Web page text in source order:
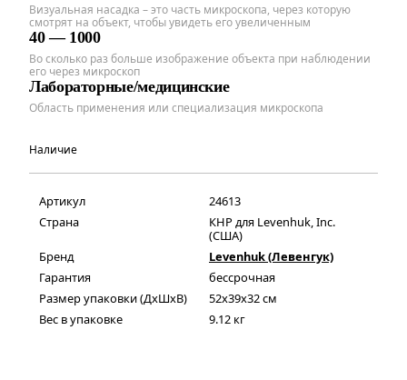
Визуальная насадка – это часть микроскопа, через которую
смотрят на объект, чтобы увидеть его увеличенным
40 — 1000
Во сколько раз больше изображение объекта при наблюдении
его через микроскоп
Лабораторные/медицинские
Область применения или специализация микроскопа
Наличие
Артикул
24613
Страна
КНР для Levenhuk, Inc.
(США)
Бренд
Levenhuk (Левенгук)
Гарантия
бессрочная
Размер упаковки (ДxШxВ)
52x39x32 см
Вес в упаковке
9.12 кг